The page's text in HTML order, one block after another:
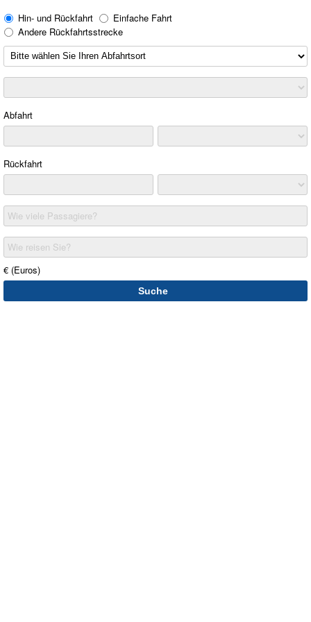
Hin- und Rückfahrt
Einfache Fahrt
Andere Rückfahrtsstrecke
Abfahrt
Rückfahrt
Wie viele Passagiere?
Wie reisen Sie?
€ (Euros)
Suche